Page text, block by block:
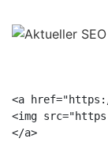
<a
<img